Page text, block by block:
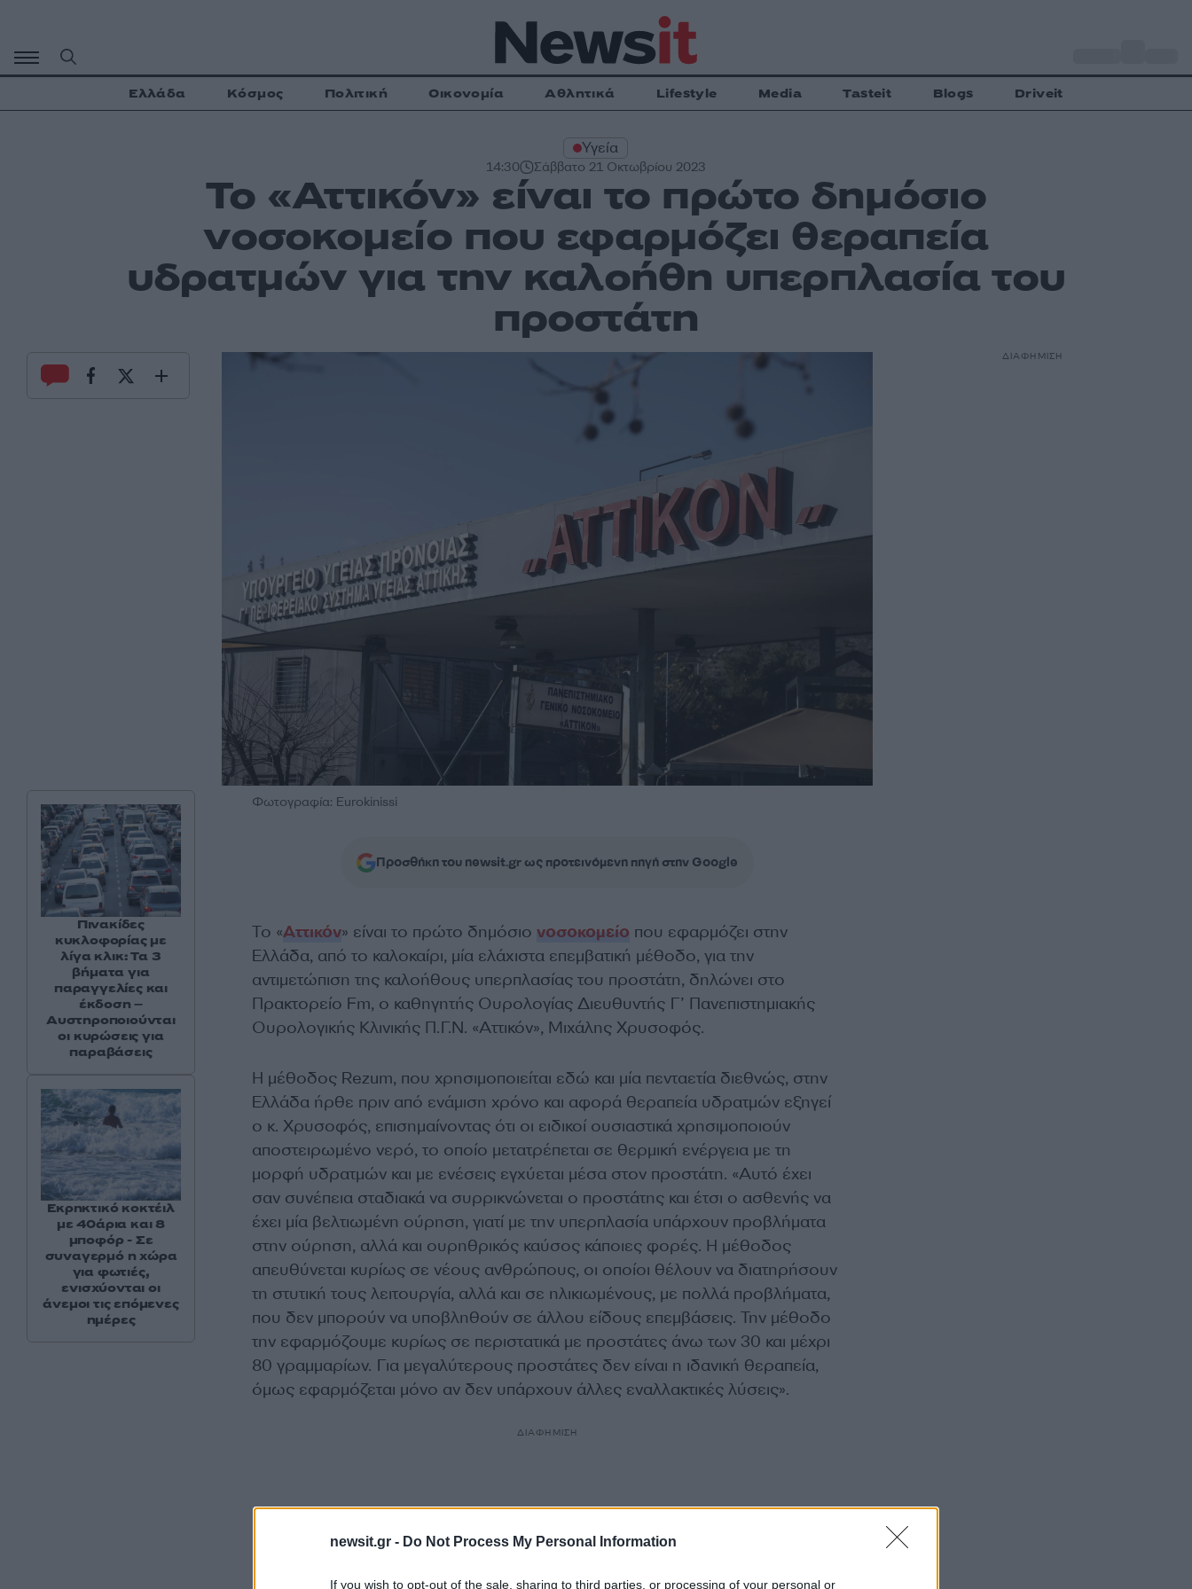
newsit.gr - Do Not Process My Personal Information
If you wish to opt-out of the sale, sharing to third parties, or processing of your personal or
περιεχόμενο
Ελλάδα Κόσμος Πολιτική Οικονομία Αθλητικά Lifestyle Media Tasteit Blogs Driveit
Υγεία
14:30 Σάββατο 21 Οκτωβρίου 2023
Το «Αττικόν» είναι το πρώτο δημόσιο
νοσοκομείο που εφαρμόζει θεραπεία
υδρατμών για την καλοήθη υπερπλασία του
προστάτη
Φωτογραφία: Eurokinissi
Προσθήκη του newsit.gr ως προτεινόμενη πηγή στην Google
Το «Αττικόν» είναι το πρώτο δημόσιο νοσοκομείο που εφαρμόζει στην
Ελλάδα, από το καλοκαίρι, μία ελάχιστα επεμβατική μέθοδο, για την
αντιμετώπιση της καλοήθους υπερπλασίας του προστάτη, δηλώνει στο
Πρακτορείο Fm, ο καθηγητής Ουρολογίας Διευθυντής Γ’ Πανεπιστημιακής
Ουρολογικής Κλινικής Π.Γ.Ν. «Αττικόν», Μιχάλης Χρυσοφός.
Η μέθοδος Rezum, που χρησιμοποιείται εδώ και μία πενταετία διεθνώς, στην
Ελλάδα ήρθε πριν από ενάμιση χρόνο και αφορά θεραπεία υδρατμών εξηγεί
ο κ. Χρυσοφός, επισημαίνοντας ότι οι ειδικοί ουσιαστικά χρησιμοποιούν
αποστειρωμένο νερό, το οποίο μετατρέπεται σε θερμική ενέργεια με τη
μορφή υδρατμών και με ενέσεις εγχύεται μέσα στον προστάτη. «Αυτό έχει
σαν συνέπεια σταδιακά να συρρικνώνεται ο προστάτης και έτσι ο ασθενής να
έχει μία βελτιωμένη ούρηση, γιατί με την υπερπλασία υπάρχουν προβλήματα
στην ούρηση, αλλά και ουρηθρικός καύσος κάποιες φορές. Η μέθοδος
απευθύνεται κυρίως σε νέους ανθρώπους, οι οποίοι θέλουν να διατηρήσουν
τη στυτική τους λειτουργία, αλλά και σε ηλικιωμένους, με πολλά προβλήματα,
που δεν μπορούν να υποβληθούν σε άλλου είδους επεμβάσεις. Την μέθοδο
την εφαρμόζουμε κυρίως σε περιστατικά με προστάτες άνω των 30 και μέχρι
80 γραμμαρίων. Για μεγαλύτερους προστάτες δεν είναι η ιδανική θεραπεία,
όμως εφαρμόζεται μόνο αν δεν υπάρχουν άλλες εναλλακτικές λύσεις».
ΔΙΑΦΗΜΙΣΗ
Πινακίδες
κυκλοφορίας με
λίγα κλικ: Τα 3
βήματα για
παραγγελίες και
έκδοση –
Αυστηροποιούνται
οι κυρώσεις για
παραβάσεις
Εκρηκτικό κοκτέιλ
με 40άρια και 8
μποφόρ - Σε
συναγερμό η χώρα
για φωτιές,
ενισχύονται οι
άνεμοι τις επόμενες
ημέρες
ΔΙΑΦΗΜΙΣΗ